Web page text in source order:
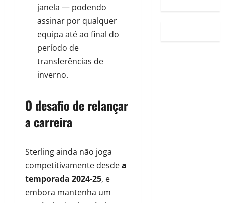
janela — podendo
assinar por qualquer
equipa até ao final do
período de
transferências de
inverno.
O desafio de relançar
a carreira
Sterling ainda não joga
competitivamente desdea
temporada 2024-25, e
embora mantenha um